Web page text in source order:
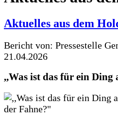
Aktuelles aus dem
Bericht von: Pressestelle
21.04.2026
,,Was ist das für ein Ding